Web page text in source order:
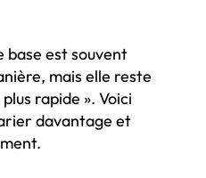
base est souvent
mais elle reste
rapide ». Voici
davantage et